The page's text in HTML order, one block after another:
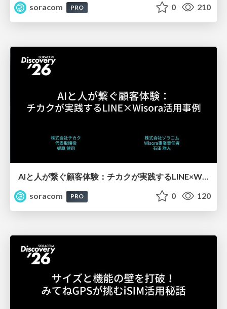
soracom
PRO 0 210
AIと人が繋ぐ顧客体験：チカクが実践するLINE×Wisora活用事例【SORACOM Discovery 2026】
soracom
PRO 0 120